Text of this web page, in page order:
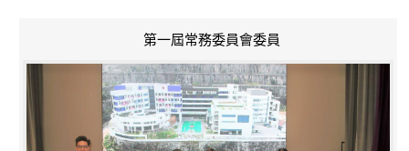
第一屆常務委員會委員